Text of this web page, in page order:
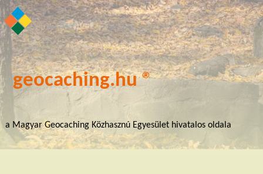
geocaching.hu ®
a Magyar Geocaching Közhasznú Egyesület hivatalos oldala